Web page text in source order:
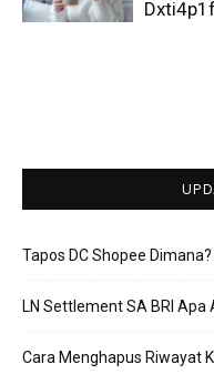
Tapos DC Shopee
LN Settlement SA BRI
Cara Menghapus Riwayat